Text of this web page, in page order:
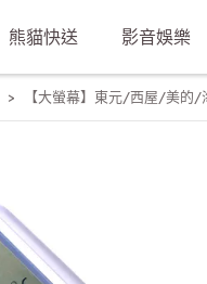
熊貓快送 影音娛樂
【大螢幕】東元/西屋/美的/